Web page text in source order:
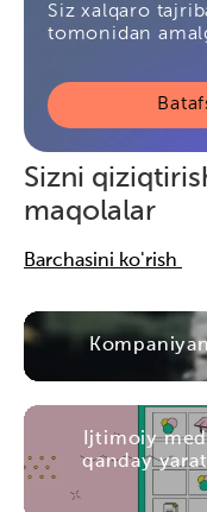
Siz xalqaro
tomonidan
Sizni
maqolalar
Barchasini ko'rish
Ijtimoiy
qanday